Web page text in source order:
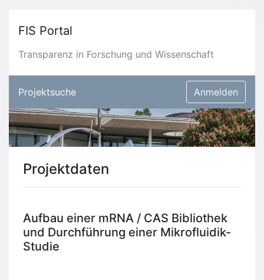
FIS Portal
Transparenz in Forschung und Wissenschaft
Projektsuche Anmelden
Projektdaten
Aufbau einer mRNA / CAS Bibliothek
und Durchführung einer Mikrofluidik-
Studie